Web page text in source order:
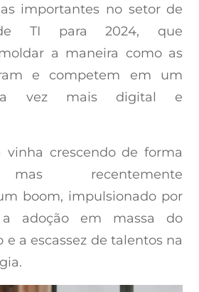
importantes no setor de
TI para 2024, que
a maneira como as
e competem em um
vez mais digital e
vinha crescendo de forma
recentemente
boom, impulsionado por
adoção em massa do
a escassez de talentos na